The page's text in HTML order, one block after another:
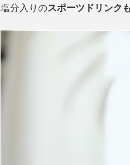
塩分入りのスポーツドリンク